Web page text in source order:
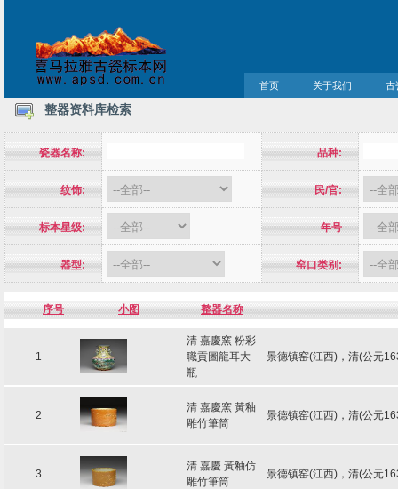
首页 关于我们 古
整器资料库检索
瓷器名称: 品种:
纹饰: 民/官:
标本星级: 年号
器型: 窑口类别:
序号 小图 整器名称
1
清 嘉慶窯 粉彩
職貢圖龍耳大
瓶
景德镇窑(江西)，清(公元
2
清 嘉慶窯 黃釉
雕竹筆筒
景德镇窑(江西)，清(公元
3
清 嘉慶 黃釉仿
雕竹筆筒
景德镇窑(江西)，清(公元